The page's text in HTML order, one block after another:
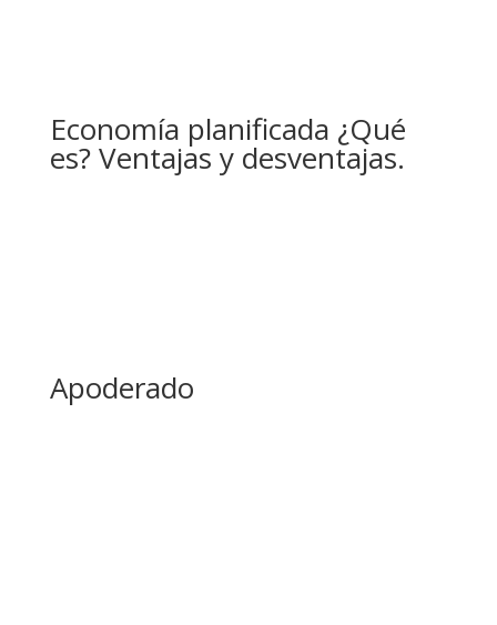
Economía planificada ¿Qué
es? Ventajas y desventajas.
Apoderado